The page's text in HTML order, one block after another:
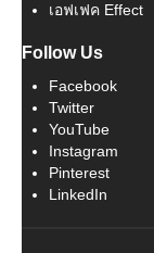
เอฟเฟค Effect
Follow Us
Facebook
Twitter
YouTube
Instagram
Pinterest
LinkedIn